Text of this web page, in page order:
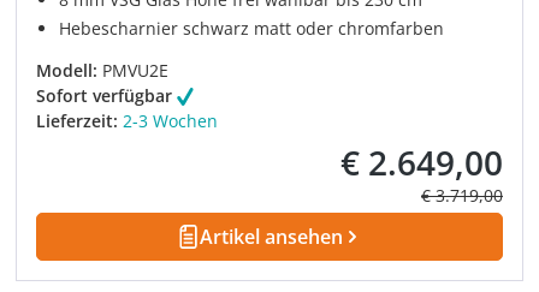
Hebescharnier schwarz matt oder chromfarben
Modell: PMVU2E
Sofort verfügbar
Lieferzeit: 2-3 Wochen
Verkaufspreis:
€ 2.649,00
Regulärer
€ 3.719,00
Artikel ansehen